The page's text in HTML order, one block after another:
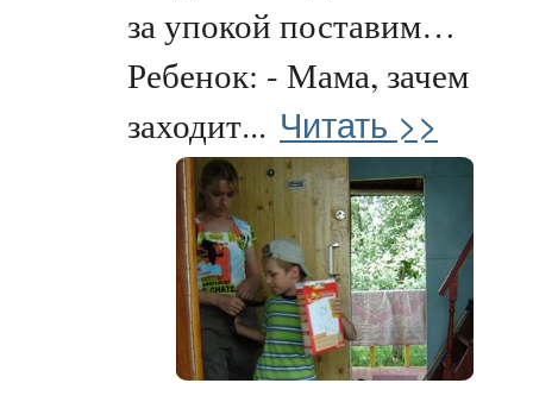
за упокой поставим…
Ребенок: - Мама, зачем
заходит... Читать >>